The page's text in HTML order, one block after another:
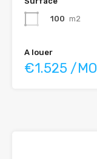
100 m2
A louer
€1.525 /